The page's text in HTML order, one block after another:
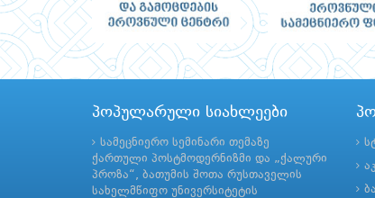
პოპულარული სიახლეები
სამეცნიერო სემინარი თემაზე
ქართული პოსტმოდერნიზმი და „ქალური
პროზა“, ბათუმის შოთა რუსთაველის
სახელმწიფო უნივერსიტეტის